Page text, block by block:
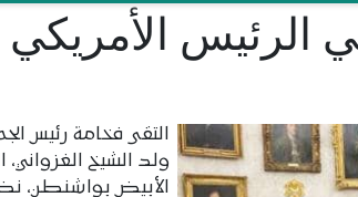
الرئيس
التقى فخامة رئيس
ولد الشيخ الغزواني،
الأبيض بواشنطن،